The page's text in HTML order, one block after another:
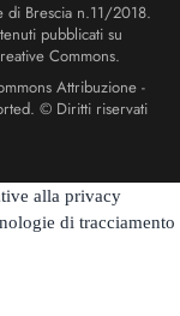
di Brescia n.11/2018.
pubblicati su
Commons.
Attribuzione -
© Diritti riservati
alla privacy
di tracciamento